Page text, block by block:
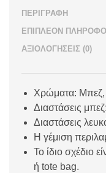
ΠΕΡΙΓΡΑΦΉ
ΕΠΙΠΛΈΟΝ
ΑΞΙΟΛΟΓΉΣΕΙΣ (0)
Χρώματα: Μπεζ,
Διαστάσεις
Διαστάσεις
Η γέμιση
Το ίδιο σχέδιο
ή tote bag.